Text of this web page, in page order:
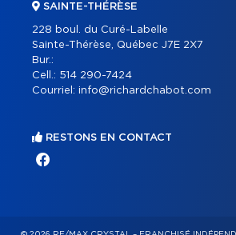
SAINTE-THÉRÈSE
228 boul. du Curé-Labelle
Sainte-Thérèse, Québec J7E 2X7
Bur.:
Cell.: 514 290-7424
Courriel: info@richardchabot.com
RESTONS EN CONTACT